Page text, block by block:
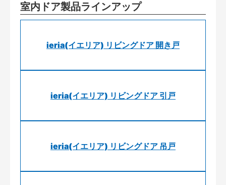
室内ドア製品ラインアップ
ieria(イエリア) リビングドア 開き戸
ieria(イエリア) リビングドア 引戸
ieria(イエリア) リビングドア 吊戸